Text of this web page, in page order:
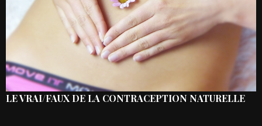
LE VRAI/FAUX DE LA CONTRACEPTION NATURELLE